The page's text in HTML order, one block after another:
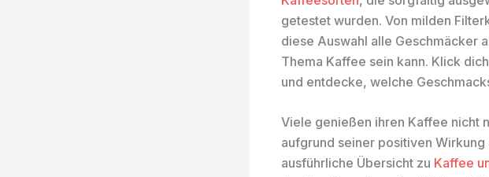
getestet wurden. Von milden
diese Auswahl alle Geschmäcker
Thema Kaffee sein kann. Klick
und entdecke, welche
Viele genießen ihren Kaffee nicht
aufgrund seiner positiven
ausführliche Übersicht zu Kaffee